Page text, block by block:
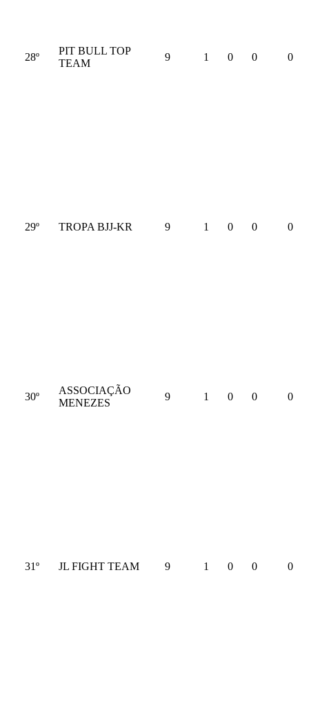
28º
PIT BULL TOP
TEAM
9 1 0 0 0
29º TROPA BJJ-KR 9 1 0 0 0
30º
ASSOCIAÇÃO
MENEZES
9 1 0 0 0
31º JL FIGHT TEAM 9 1 0 0 0